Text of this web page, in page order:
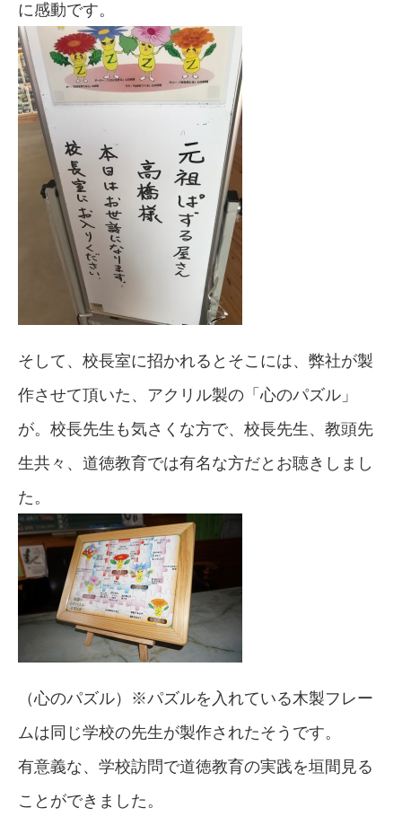
に感動です。
そして、校長室に招かれるとそこには、弊社が製
作させて頂いた、アクリル製の「心のパズル」
が。校長先生も気さくな方で、校長先生、教頭先
生共々、道徳教育では有名な方だとお聴きしまし
た。
（心のパズル）※パズルを入れている木製フレー
ムは同じ学校の先生が製作されたそうです。
有意義な、学校訪問で道徳教育の実践を垣間見る
ことができました。